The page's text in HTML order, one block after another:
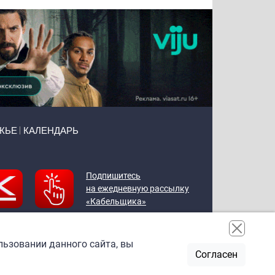
КАЛЕНДАРЬ
Подпишитесь
на ежедневную рассылку
«Кабельщика»
данного сайта, вы
Согласен